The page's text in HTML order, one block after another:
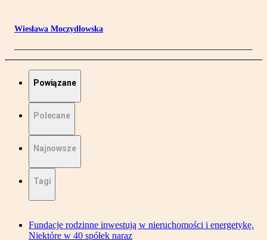
Wiesława Moczydłowska
Powiązane
Polecane
Najnowsze
Tagi
Fundacje rodzinne inwestują w nieruchomości i energetykę.
Niektóre w 40 spółek naraz